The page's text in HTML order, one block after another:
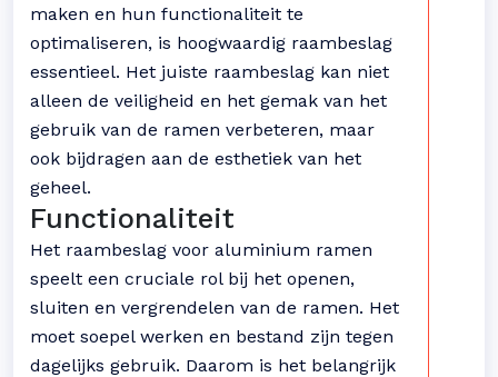
maken en hun functionaliteit te
optimaliseren, is hoogwaardig raambeslag
essentieel. Het juiste raambeslag kan niet
alleen de veiligheid en het gemak van het
gebruik van de ramen verbeteren, maar
ook bijdragen aan de esthetiek van het
geheel.
Functionaliteit
Het raambeslag voor aluminium ramen
speelt een cruciale rol bij het openen,
sluiten en vergrendelen van de ramen. Het
moet soepel werken en bestand zijn tegen
dagelijks gebruik. Daarom is het belangrijk